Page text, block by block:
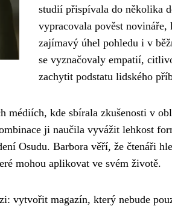
studií přispívala do několika
vypracovala pověst novináře,
zajímavý úhel pohledu i v
se vyznačovaly empatií,
zachytit podstatu lidského
médiích, kde sbírala zkušenosti v
ji naučila vyvážit lehkost
Osudu. Barbora věří, že čtenáři
mohou aplikovat ve svém životě.
vytvořit magazín, který nebude